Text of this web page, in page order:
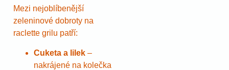
Mezi nejoblíbenější
zeleninové dobroty na
raclette grilu patří:
Cuketa a lilek –
nakrájené na kolečka